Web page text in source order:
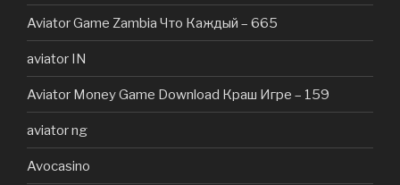
Aviator Game Zambia Что Каждый – 665
aviator IN
Aviator Money Game Download Краш Игре – 159
aviator ng
Avocasino